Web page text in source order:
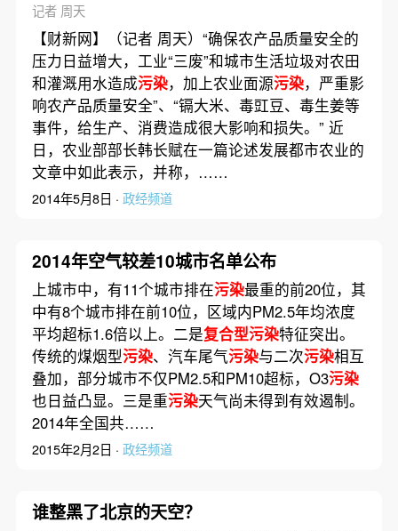
记者 周天
【财新网】（记者 周天）“确保农产品质量安全的
压力日益增大，工业“三废”和城市生活垃圾对农田
和灌溉用水造成污染，加上农业面源污染，严重影
响农产品质量安全”、“镉大米、毒豇豆、毒生姜等
事件，给生产、消费造成很大影响和损失。” 近
日，农业部部长韩长赋在一篇论述发展都市农业的
文章中如此表示，并称，……
2014年5月8日 · 政经频道
2014年空气较差10城市名单公布
上城市中，有11个城市排在污染最重的前20位，其
中有8个城市排在前10位，区域内PM2.5年均浓度
平均超标1.6倍以上。二是复合型污染特征突出。
传统的煤烟型污染、汽车尾气污染与二次污染相互
叠加，部分城市不仅PM2.5和PM10超标，O3污染
也日益凸显。三是重污染天气尚未得到有效遏制。
2014年全国共……
2015年2月2日 · 政经频道
谁整黑了北京的天空？